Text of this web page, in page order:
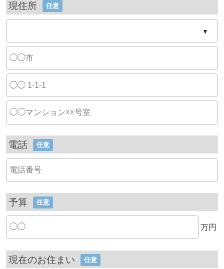
現住所 任意
▼
電話 任意
予算 任意
万円
現在のお住まい 任意